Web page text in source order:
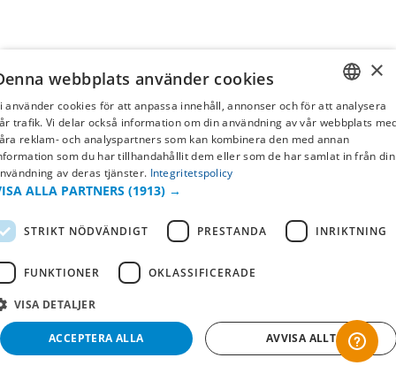
SWEDISH
FI
×
webbplats använder cookies
använder cookies för att anpassa innehåll, annonser och för att analysera
trafik. Vi delar också information om din användning av vår webbplats
reklam- och analyspartners som kan kombinera den med annan
som du har tillhandahållit dem eller som de har samlat in från din
av deras tjänster. Integritetspolicy
ALLA PARTNERS (1913) →
STRIKT NÖDVÄNDIGT PRESTANDA INRIKTNING
FUNKTIONER OKLASSIFICERADE
VISA DETALJER
ACCEPTERA ALLA AVVISA ALLT